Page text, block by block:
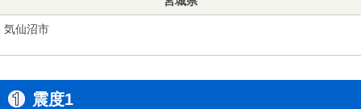
気仙沼市
震度1